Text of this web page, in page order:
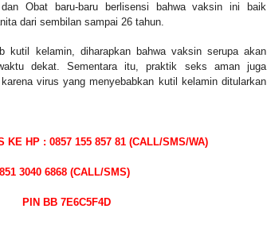
Obat baru-baru berlisensi bahwa vaksin ini baik
dari sembilan sampai 26 tahun.
kutil kelamin, diharapkan bahwa vaksin serupa akan
dekat. Sementara itu, praktik seks aman juga
virus yang menyebabkan kutil kelamin ditularkan
KE HP : 0857 155 857 81 (CALL/SMS/WA)
SMS)